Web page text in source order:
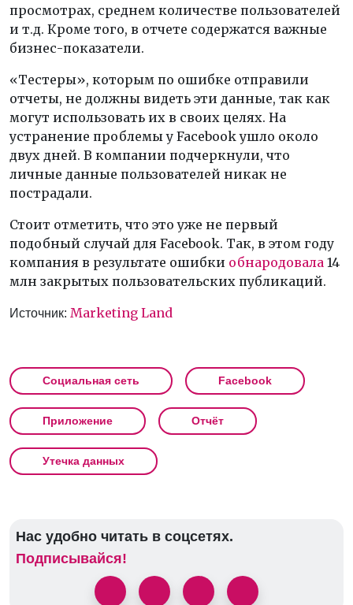
просмотрах, среднем количестве пользователей
и т.д. Кроме того, в отчете содержатся важные
бизнес-показатели.
«Тестеры», которым по ошибке отправили
отчеты, не должны видеть эти данные, так как
могут использовать их в своих целях. На
устранение проблемы у Facebook ушло около
двух дней. В компании подчеркнули, что
личные данные пользователей никак не
пострадали.
Стоит отметить, что это уже не первый
подобный случай для Facebook. Так, в этом году
компания в результате ошибки обнародовала 14
млн закрытых пользовательских публикаций.
Источник: Marketing Land
Социальная сеть Facebook
Приложение Отчёт
Утечка данных
Нас удобно читать в соцсетях.
Подписывайся!